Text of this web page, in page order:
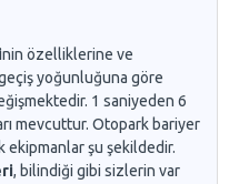
nin özelliklerine ve
yoğunluğuna göre
1 saniyeden 6
mevcuttur. Otopark bariyer
şu şekildedir.
, bilindiği gibi sizlerin var